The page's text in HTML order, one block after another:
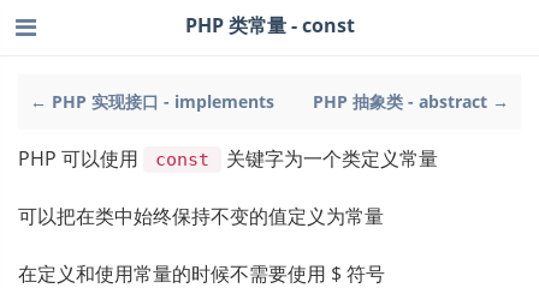
← PHP 实现接口 - implements PHP 抽象类 - abstract →
PHP 类常量 - const
PHP 可以使用 const 关键字为一个类定义常量
可以把在类中始终保持不变的值定义为常量
在定义和使用常量的时候不需要使用 $ 符号